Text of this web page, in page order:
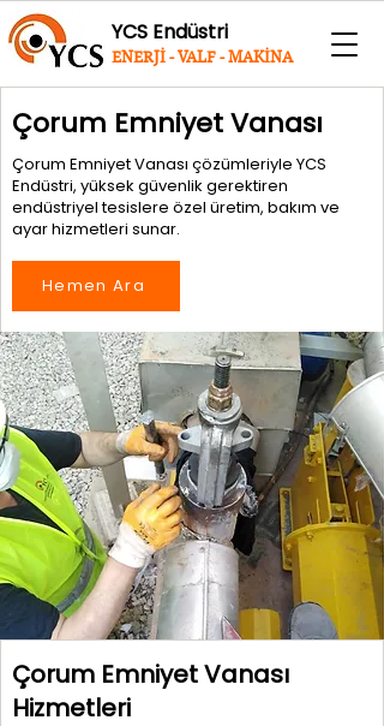
YCS Endüstri
ENERJİ - VALF - MAKİNA
Çorum Emniyet Vanası
Çorum Emniyet Vanası çözümleriyle YCS
Endüstri, yüksek güvenlik gerektiren
endüstriyel tesislere özel üretim, bakım ve
ayar hizmetleri sunar.
Hemen Ara
Çorum Emniyet Vanası
Hizmetleri